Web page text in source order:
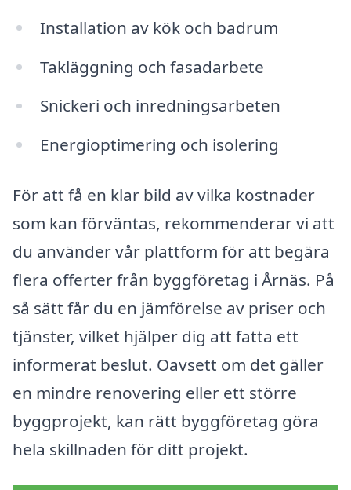
Installation av kök och badrum
Takläggning och fasadarbete
Snickeri och inredningsarbeten
Energioptimering och isolering
För att få en klar bild av vilka kostnader
som kan förväntas, rekommenderar vi att
du använder vår plattform för att begära
flera offerter från byggföretag i Årnäs. På
så sätt får du en jämförelse av priser och
tjänster, vilket hjälper dig att fatta ett
informerat beslut. Oavsett om det gäller
en mindre renovering eller ett större
byggprojekt, kan rätt byggföretag göra
hela skillnaden för ditt projekt.